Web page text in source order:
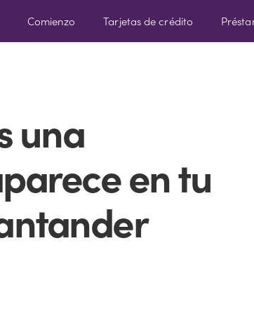
Comienzo Tarjetas de crédito
una
en tu